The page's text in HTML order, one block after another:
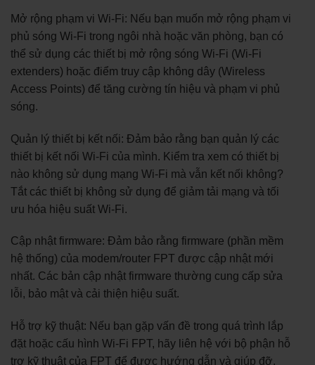
Mở rộng phạm vi Wi-Fi: Nếu bạn muốn mở rộng phạm vi
phủ sóng Wi-Fi trong ngôi nhà hoặc văn phòng, bạn có
thể sử dụng các thiết bị mở rộng sóng Wi-Fi (Wi-Fi
extenders) hoặc điểm truy cập không dây (Wireless
Access Points) để tăng cường tín hiệu và phạm vi phủ
sóng.
Quản lý thiết bị kết nối: Đảm bảo rằng bạn quản lý các
thiết bị kết nối Wi-Fi của mình. Kiểm tra xem có thiết bị
nào không sử dụng mạng Wi-Fi mà vẫn kết nối không?
Tắt các thiết bị không sử dụng để giảm tải mạng và tối
ưu hóa hiệu suất Wi-Fi.
Cập nhật firmware: Đảm bảo rằng firmware (phần mềm
hệ thống) của modem/router FPT được cập nhật mới
nhất. Các bản cập nhật firmware thường cung cấp sửa
lỗi, bảo mật và cải thiện hiệu suất.
Hỗ trợ kỹ thuật: Nếu bạn gặp vấn đề trong quá trình lắp
đặt hoặc cấu hình Wi-Fi FPT, hãy liên hệ với bộ phận hỗ
trợ kỹ thuật của FPT để được hướng dẫn và giúp đỡ.